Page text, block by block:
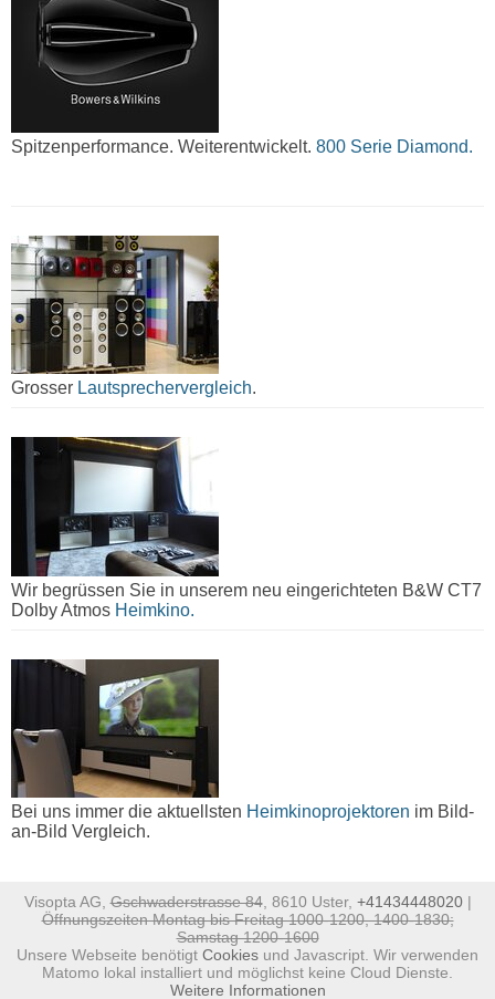
Spitzenperformance. Weiterentwickelt. 800 Serie Diamond.
Grosser Lautsprechervergleich.
Wir begrüssen Sie in unserem neu eingerichteten B&W CT7
Dolby Atmos Heimkino.
Bei uns immer die aktuellsten Heimkinoprojektoren im Bild-
an-Bild Vergleich.
Visopta AG,Gschwaderstrasse 84, 8610 Uster, +41434448020|
Öffnungszeiten Montag bis Freitag 1000-1200, 1400-1830;
Samstag 1200-1600
Unsere Webseite benötigt Cookies und Javascript. Wir verwenden
Matomo lokal installiert und möglichst keine Cloud Dienste.
Weitere Informationen